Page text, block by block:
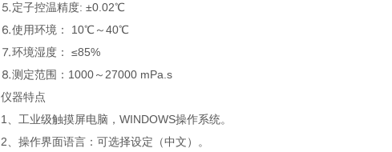
⒌定子控温精度: ±0.02℃
⒍使用环境： 10℃～40℃
⒎环境湿度： ≤85%
⒏测定范围：1000～27000 mPa.s
仪器特点
1、工业级触摸屏电脑，WINDOWS操作系统。
2、操作界面语言：可选择设定（中文）。